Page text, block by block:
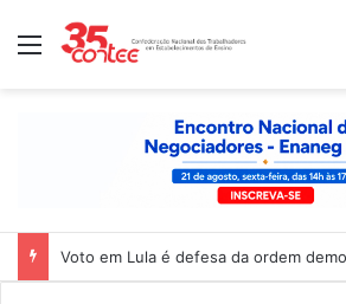
Menu
Nota de solidariedade ao povo